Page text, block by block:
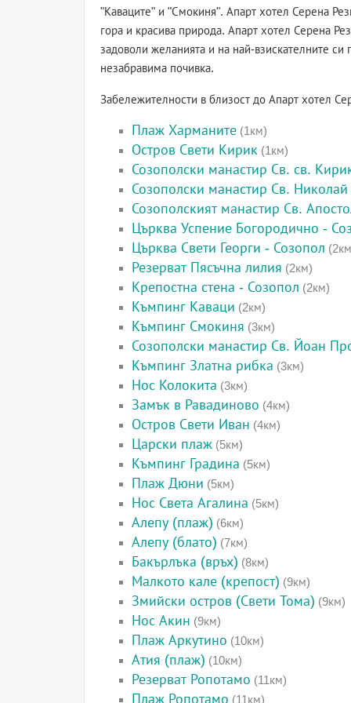
"Каваците" и "Смокиня". Апарт хотел Серена
гора и красива природа. Апарт хотел Серена
задоволи желанията и на най-взискателните си
незабравима почивка.
Забележителности в близост до Апарт хотел
Плаж Харманите (1км)
Остров Свети Кирик (1км)
Созополски манастир Св. св.
Созополски манастир Св.
Созополският манастир Св.
Църква Успение Богородично -
Църква Свети Георги - Созопол
Резерват Пясъчна лилия (2км)
Крепостна стена - Созопол (2км)
Къмпинг Каваци (2км)
Къмпинг Смокиня (3км)
Созополски манастир Св. Йоан
Къмпинг Златна рибка (3км)
Нос Колокита (3км)
Замък в Равадиново (4км)
Остров Свети Иван (4км)
Царски плаж (5км)
Къмпинг Градина (5км)
Плаж Дюни (5км)
Нос Света Агалина (5км)
Алепу (плаж) (6км)
Алепу (блато) (7км)
Бакърлъка (връх) (8км)
Малкото кале (крепост) (9км)
Змийски остров (Свети Тома) (9км)
Нос Акин (9км)
Плаж Аркутино (10км)
Атия (плаж) (10км)
Резерват Ропотамо (11км)
Плаж Ропотамо (11км)